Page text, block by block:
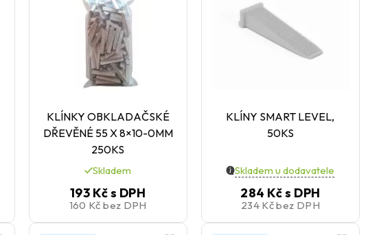
KLÍNKY OBKLADAČSKÉ
DŘEVĚNÉ 55 X 8×10-0MM
250KS
Skladem
193 Kčs DPH
160 Kčbez DPH
KLÍNY SMART LEVEL,
50KS
Skladem u dodavatele
284 Kčs DPH
234 Kčbez DPH